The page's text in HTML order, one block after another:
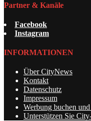
Partner & Kanäle
Facebook
Instagram
INFORMATIONEN
Über CityNews
Kontakt
Datenschutz
Impressum
Werbung buchen
Unterstützen Sie